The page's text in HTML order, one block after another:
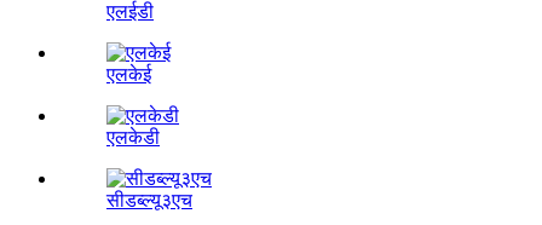
एलईडी
एलकेई
एलकेडी
सीडब्ल्यू३एच